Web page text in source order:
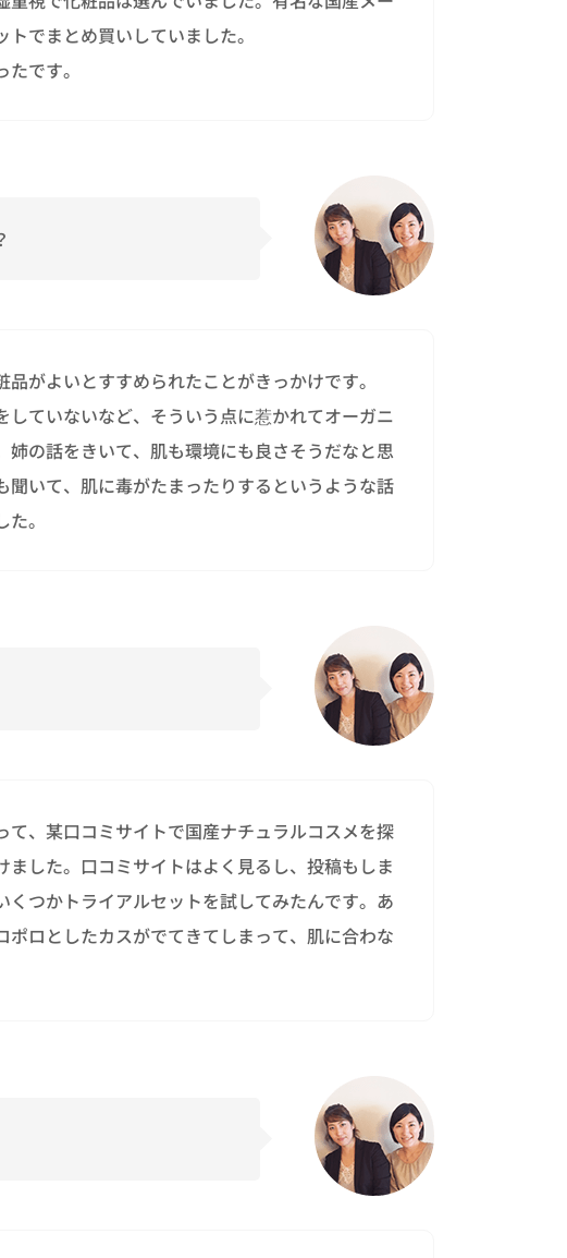
でまとめ買いしていました。
です。
がよいとすすめられたことがきっかけです。
ていないなど、そういう点に惹かれてオーガニ
姉の話をきいて、肌も環境にも良さそうだなと思
聞いて、肌に毒がたまったりするというような話
。
て、某口コミサイトで国産ナチュラルコスメを探
ました。口コミサイトはよく見るし、投稿もしま
くつかトライアルセットを試してみたんです。あ
ポロとしたカスがでてきてしまって、肌に合わな